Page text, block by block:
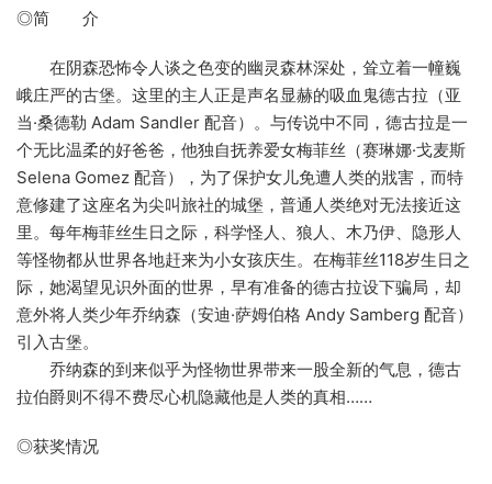
◎简 介
在阴森恐怖令人谈之色变的幽灵森林深处，耸立着一幢巍
峨庄严的古堡。这里的主人正是声名显赫的吸血鬼德古拉（亚
当·桑德勒 Adam Sandler 配音）。与传说中不同，德古拉是一
个无比温柔的好爸爸，他独自抚养爱女梅菲丝（赛琳娜·戈麦斯
Selena Gomez 配音），为了保护女儿免遭人类的戕害，而特
意修建了这座名为尖叫旅社的城堡，普通人类绝对无法接近这
里。每年梅菲丝生日之际，科学怪人、狼人、木乃伊、隐形人
等怪物都从世界各地赶来为小女孩庆生。在梅菲丝118岁生日之
际，她渴望见识外面的世界，早有准备的德古拉设下骗局，却
意外将人类少年乔纳森（安迪·萨姆伯格 Andy Samberg 配音）
引入古堡。
乔纳森的到来似乎为怪物世界带来一股全新的气息，德古
拉伯爵则不得不费尽心机隐藏他是人类的真相……
◎获奖情况